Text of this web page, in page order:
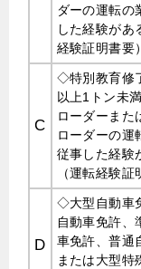
ダーの運転の
した経験があ
経験証明書要）
C
◇特別教育修
以上1トン未
ローダーまた
ローダーの運
従事した経験
（運転経験証
D
◇大型自動車
自動車免許、
車免許、普通
または大型特